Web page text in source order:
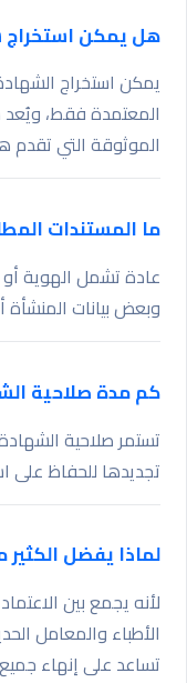
هل يمكن
يمكن استخراج
المعتمدة فقط، ويُعد
الموثوقة التي تقدم
ما المستندات
عادة تشمل الهوية أو
وبعض بيانات
كم مدة صلاحية
تستمر صلاحية
تجديدها للحفاظ على
لماذا يفضل الكثير
لأنه يجمع بين
الأطباء والمعامل
تساعد على إنهاء